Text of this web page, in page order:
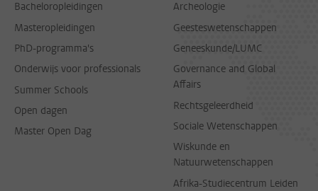
Bacheloropleidingen
Masteropleidingen
PhD-programma's
Onderwijs voor professionals
Summer Schools
Open dagen
Master Open Dag
Archeologie
Geesteswetenschappen
Geneeskunde/LUMC
Governance and Global
Affairs
Rechtsgeleerdheid
Sociale Wetenschappen
Wiskunde en
Natuurwetenschappen
Afrika-Studiecentrum Leiden